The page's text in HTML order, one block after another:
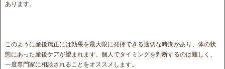
あります。
このように産後矯正には効果を最大限に発揮できる適切な時期があり、体の状
態にあった産後ケアが望まれます。個人でタイミングを判断するのは難しく、
一度専門家に相談されることをオススメします。